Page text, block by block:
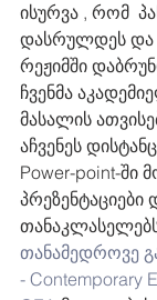
ისურვა , რომ
დასრულდეს და
რეჟიმში
ჩვენმა
მასალის
აჩვენეს
Power-point-ში
პრეზენტაციები
თანამედროვე
- Contemporary